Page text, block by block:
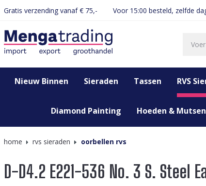
Ga naar de hoofdnavigatie
Gratis verzending vanaf € 75,- Voor 15:00 besteld, zelfde
Nieuw Binnen Sieraden Tassen RVS
Diamond Painting Hoeden & Mutsen
home rvs sieraden oorbellen rvs
D-D4.2 E221-536 No. 3 S. Steel